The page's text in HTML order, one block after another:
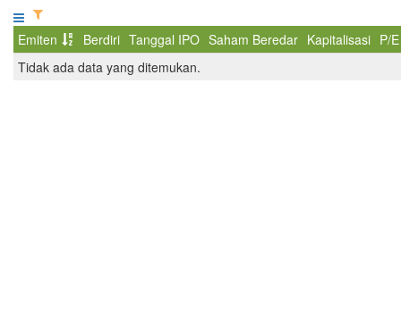
Emiten Berdiri Tanggal IPO Saham Beredar Kapitalisasi P/E
Tidak ada data yang ditemukan.